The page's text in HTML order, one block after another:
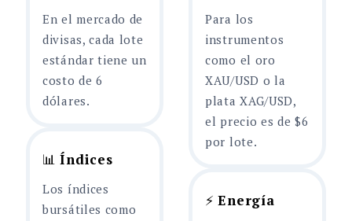
En el mercado de
divisas, cada lote
estándar tiene un
costo de 6
dólares.
📊Índices
Los índices
bursátiles como
Para los
instrumentos
como el oro
XAU/USD o la
plata XAG/USD,
el precio es de $6
por lote.
⚡Energía